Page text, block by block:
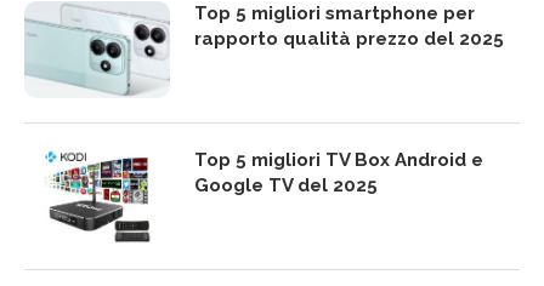
Top 5 migliori smartphone per
rapporto qualità prezzo del 2025
Top 5 migliori TV Box Android e
Google TV del 2025